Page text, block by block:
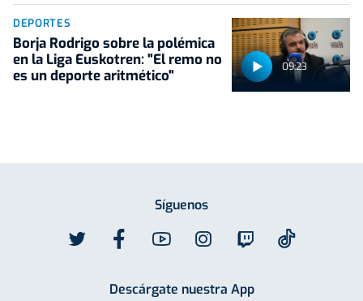
09:23
DEPORTES
Borja Rodrigo sobre la polémica
en la Liga Euskotren: "El remo no
es un deporte aritmético"
Síguenos
Descárgate nuestra App